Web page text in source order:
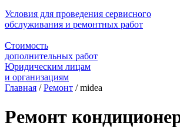
Условия для проведения сервисного
обслуживания и ремонтных работ
Стоимость
дополнительных работ
Юридическим лицам
и организациям
Главная /Ремонт /midea
Ремонт